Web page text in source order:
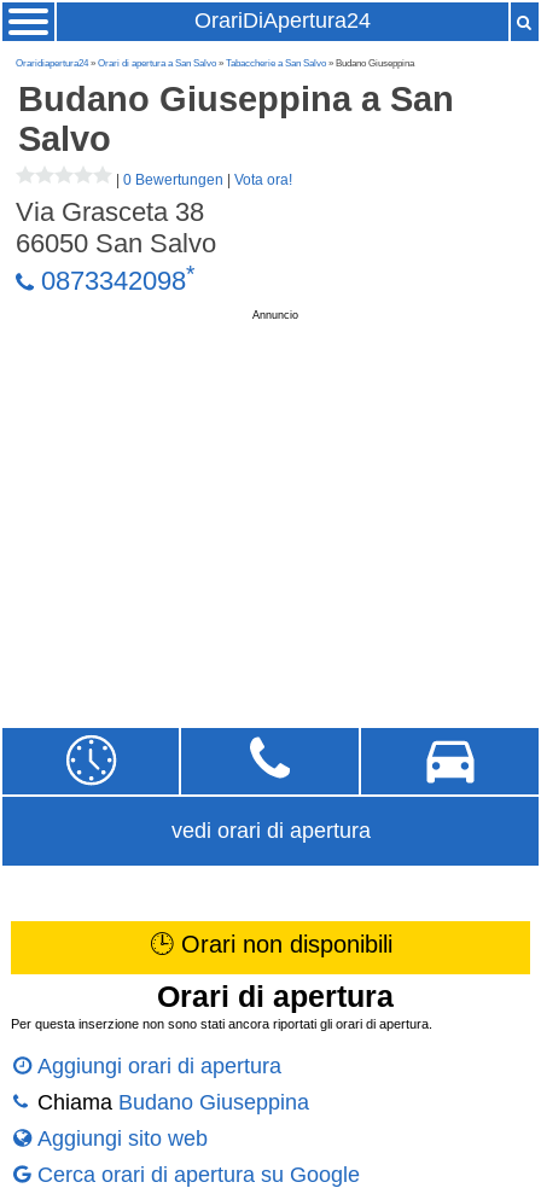
OrariDiApertura24
Oraridiapertura24»Orari di apertura a San Salvo »Tabaccherie a San Salvo » Budano Giuseppina
Budano Giuseppinaa San
Salvo
|0 Bewertungen |Vota ora!
Via Grasceta 38
66050 San Salvo
0873342098*
Annuncio
vedi orari di apertura
🕒 Orari non disponibili
Orari di apertura
Per questa inserzione non sono stati ancora riportati gli orari di apertura.
Aggiungi orari di apertura
Chiama Budano Giuseppina
Aggiungi sito web
Cerca orari di apertura su Google